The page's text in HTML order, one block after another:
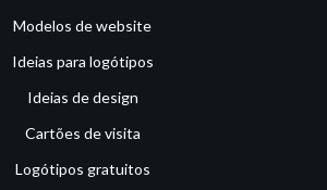
Modelos de website
Ideias para logótipos
Ideias de design
Cartões de visita
Logótipos gratuitos